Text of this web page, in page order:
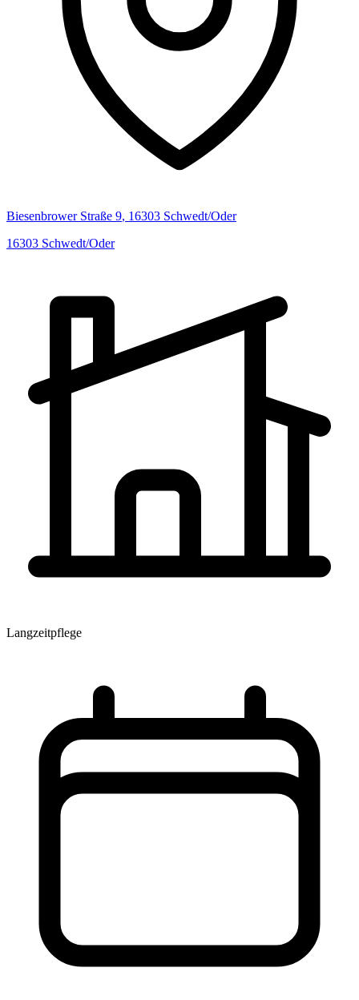
Biesenbrower Straße 9, 16303 Schwedt/Oder
16303 Schwedt/Oder
Langzeitpflege